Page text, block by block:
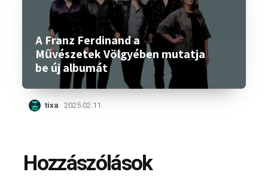
A Franz Ferdinand a
Művészetek Völgyében mutatja
be új albumát
tixa 2025.02.11.
Hozzászólások